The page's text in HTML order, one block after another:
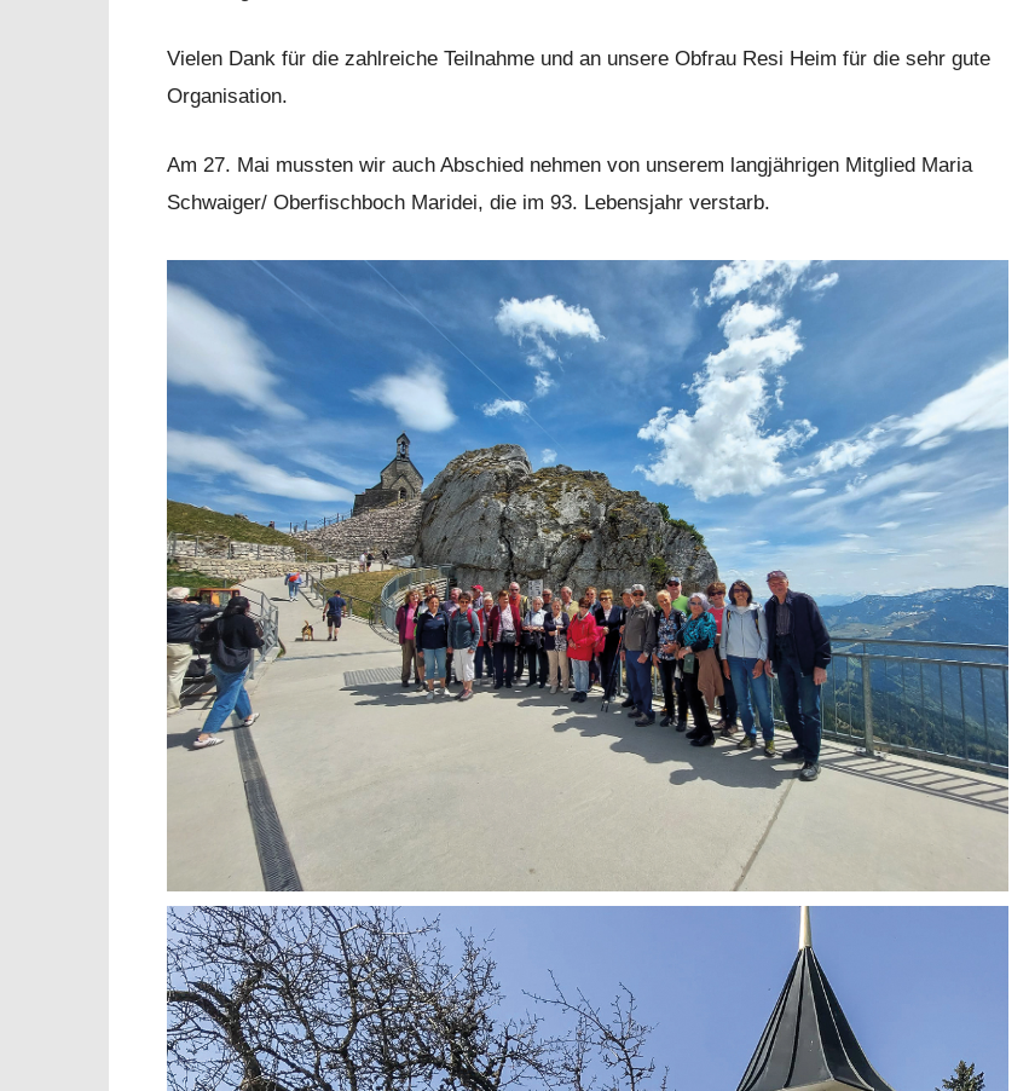
Vielen Dank für die zahlreiche Teilnahme und an unsere Obfrau Resi Heim für die sehr gute
Organisation.
Am 27. Mai mussten wir auch Abschied nehmen von unserem langjährigen Mitglied Maria
Schwaiger/ Oberfischboch Maridei, die im 93. Lebensjahr verstarb.